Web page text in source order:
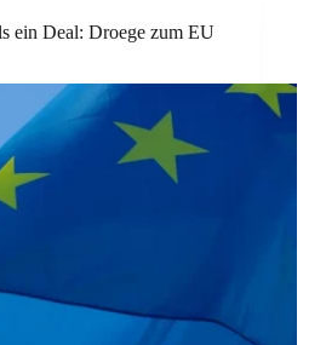
ein Deal: Droege zum EU